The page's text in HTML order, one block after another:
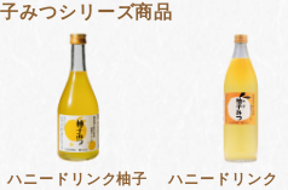
みつシリーズ商品
ハニードリンク柚子
ハニードリンク